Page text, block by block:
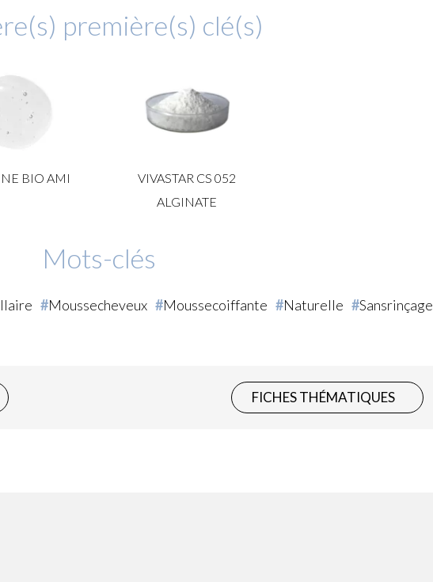
première(s) clé(s)
BIO AMI
VIVASTAR CS 052
ALGINATE
Mots-clés
Moussecheveux Moussecoiffante Naturelle Sansrinçage
FICHES THÉMATIQUES